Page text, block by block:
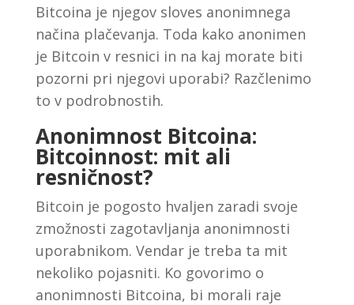
Bitcoina je njegov sloves anonimnega
načina plačevanja. Toda kako anonimen
je Bitcoin v resnici in na kaj morate biti
pozorni pri njegovi uporabi? Razčlenimo
to v podrobnostih.
Anonimnost Bitcoina:
Bitcoinnost: mit ali
resničnost?
Bitcoin je pogosto hvaljen zaradi svoje
zmožnosti zagotavljanja anonimnosti
uporabnikom. Vendar je treba ta mit
nekoliko pojasniti. Ko govorimo o
anonimnosti Bitcoina, bi morali raje